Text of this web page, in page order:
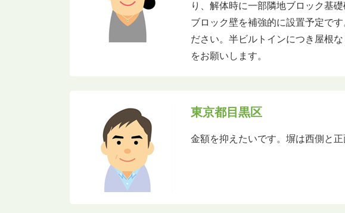
り、解体時に一部隣地ブロック基
ブロック壁を補強的に設置予定で
ださい。半ビルトインにつき屋根
をお願いします。
東京都目黒区
金額を抑えたいです。塀は西側と正